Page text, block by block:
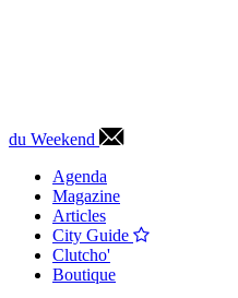
du Weekend
Agenda
Magazine
Articles
City Guide
Clutcho'
Boutique